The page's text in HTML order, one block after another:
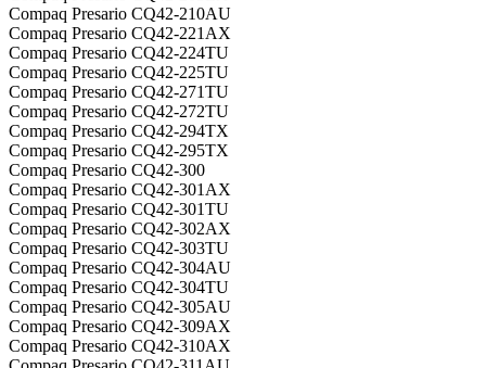
Compaq Presario CQ42-210AU
Compaq Presario CQ42-221AX
Compaq Presario CQ42-224TU
Compaq Presario CQ42-225TU
Compaq Presario CQ42-271TU
Compaq Presario CQ42-272TU
Compaq Presario CQ42-294TX
Compaq Presario CQ42-295TX
Compaq Presario CQ42-300
Compaq Presario CQ42-301AX
Compaq Presario CQ42-301TU
Compaq Presario CQ42-302AX
Compaq Presario CQ42-303TU
Compaq Presario CQ42-304AU
Compaq Presario CQ42-304TU
Compaq Presario CQ42-305AU
Compaq Presario CQ42-309AX
Compaq Presario CQ42-310AX